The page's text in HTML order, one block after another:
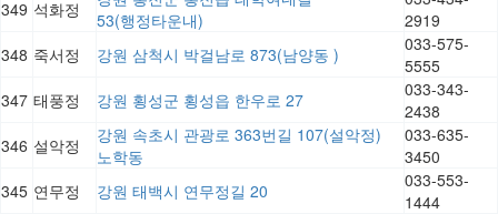
349 석화정
53(행정타운내)
2919
348 죽서정 강원 삼척시 박걸남로 873(남양동 )
033-575-
5555
347 태풍정 강원 횡성군 횡성읍 한우로 27
033-343-
2438
346 설악정
강원 속초시 관광로 363번길 107(설악정)
노학동
033-635-
3450
345 연무정 강원 태백시 연무정길 20
033-553-
1444